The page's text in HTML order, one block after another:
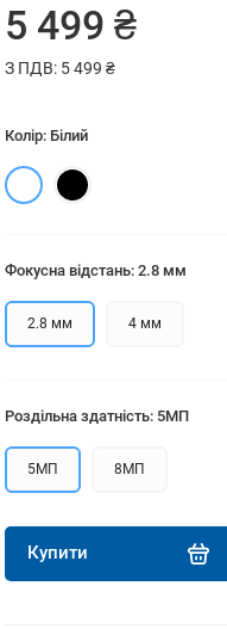
5 499 ₴
З ПДВ: 5 499 ₴
Колір: Білий
Фокусна відстань: 2.8 мм
2.8 мм 4 мм
Роздільна здатність: 5МП
5МП 8МП
Купити